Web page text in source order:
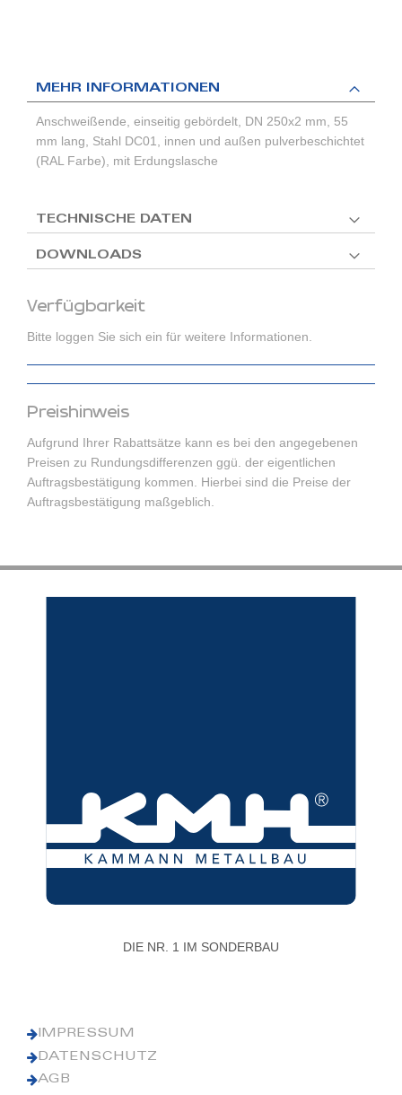
Verfügbarkeit
Bitte loggen Sie sich ein für weitere Informationen.
Preishinweis
Aufgrund Ihrer Rabattsätze kann es bei den angegebenen
Preisen zu Rundungsdifferenzen ggü. der eigentlichen
Auftragsbestätigung kommen. Hierbei sind die Preise der
Auftragsbestätigung maßgeblich.
MEHR INFORMATIONEN
Anschweißende, einseitig gebördelt, DN 250x2 mm, 55
mm lang, Stahl DC01, innen und außen pulverbeschichtet
(RAL Farbe), mit Erdungslasche
TECHNISCHE DATEN
DOWNLOADS
DIE NR. 1 IM SONDERBAU
IMPRESSUM
DATENSCHUTZ
AGB